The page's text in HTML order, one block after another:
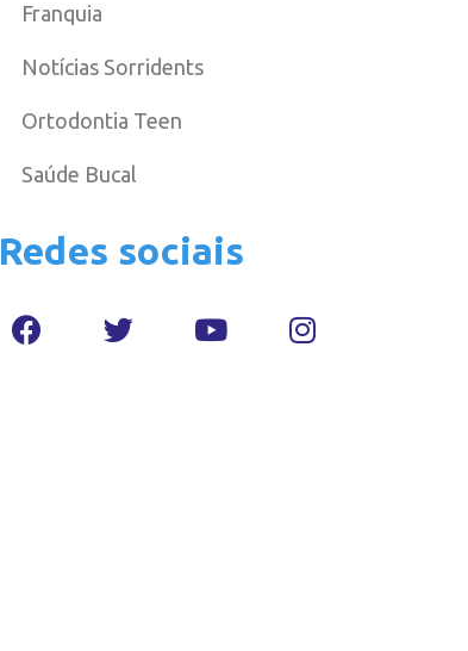
Franquia
Notícias Sorridents
Ortodontia Teen
Saúde Bucal
Redes sociais